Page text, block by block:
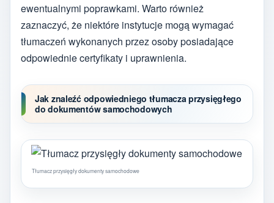
ewentualnymi poprawkami. Warto również
zaznaczyć, że niektóre instytucje mogą wymagać
tłumaczeń wykonanych przez osoby posiadające
odpowiednie certyfikaty i uprawnienia.
Jak znaleźć odpowiedniego tłumacza przysięgłego
do dokumentów samochodowych
Tłumacz przysięgły dokumenty samochodowe